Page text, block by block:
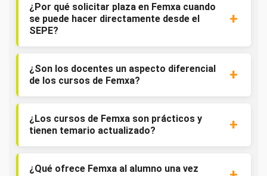
¿Por qué solicitar plaza en Femxa cuando
se puede hacer directamente desde el
SEPE?
¿Son los docentes un aspecto diferencial
de los cursos de Femxa?
¿Los cursos de Femxa son prácticos y
tienen temario actualizado?
¿Qué ofrece Femxa al alumno una vez